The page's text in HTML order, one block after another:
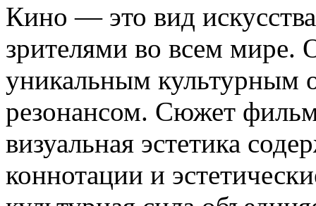
Кино — это вид
зрителями во всем мире.
уникальным культурным
резонансом. Сюжет
визуальная эстетика
коннотации и